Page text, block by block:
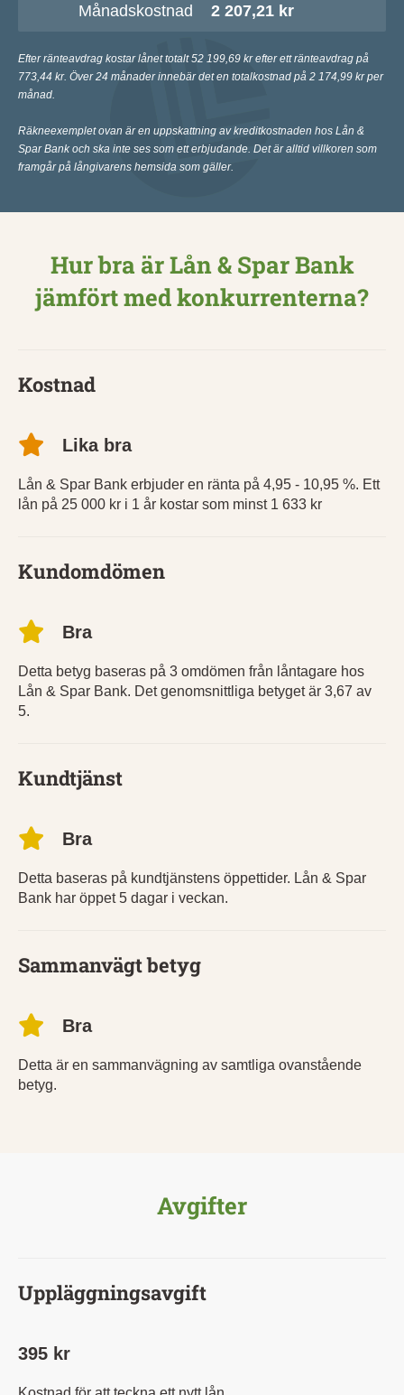
Månadskostnad 2 207,21 kr
Efter ränteavdrag kostar lånet totalt 52 199,69 kr efter ett ränteavdrag på
773,44 kr. Över 24 månader innebär det en totalkostnad på 2 174,99 kr per
månad.
Räkneexemplet ovan är en uppskattning av kreditkostnaden hos Lån &
Spar Bank och ska inte ses som ett erbjudande. Det är alltid villkoren som
framgår på långivarens hemsida som gäller.
Hur bra är Lån & Spar Bank
jämfört med konkurrenterna?
Kostnad
Lika bra
Lån & Spar Bank erbjuder en ränta på 4,95 - 10,95 %. Ett
lån på 25 000 kr i 1 år kostar som minst 1 633 kr
Kundomdömen
Bra
Detta betyg baseras på 3 omdömen från låntagare hos
Lån & Spar Bank. Det genomsnittliga betyget är 3,67 av
5.
Kundtjänst
Bra
Detta baseras på kundtjänstens öppettider. Lån & Spar
Bank har öppet 5 dagar i veckan.
Sammanvägt betyg
Bra
Detta är en sammanvägning av samtliga ovanstående
betyg.
Avgifter
Uppläggningsavgift
395 kr